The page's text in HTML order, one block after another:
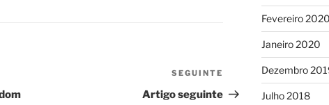
Conteúdo
seguinte
SEGUINTE
Artigo seguinte
Fevereiro 2020
Janeiro 2020
Dezembro
Julho 2018